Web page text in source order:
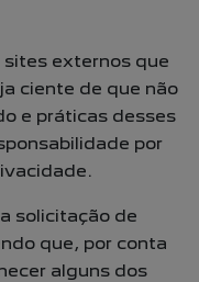
sites externos que
ciente de que não
e práticas desses
por
solicitação de
que, por conta
alguns dos